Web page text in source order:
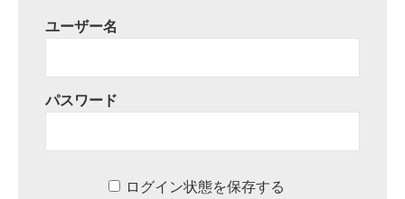
ユーザー名
パスワード
ログイン状態を保存する